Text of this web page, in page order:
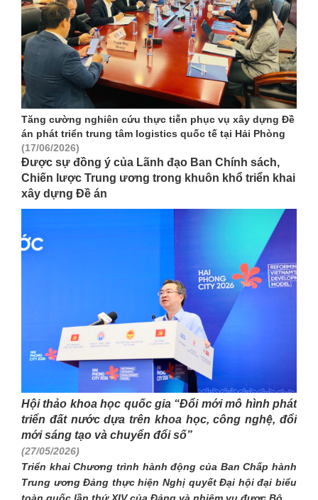
Tăng cường nghiên cứu thực tiễn phục vụ xây dựng Đề
án phát triển trung tâm logistics quốc tế tại Hải Phòng
(17/06/2026)
Được sự đồng ý của Lãnh đạo Ban Chính sách,
Chiến lược Trung ương trong khuôn khổ triển khai
xây dựng Đề án
Hội thảo khoa học quốc gia “Đổi mới mô hình phát
triển đất nước dựa trên khoa học, công nghệ, đổi
mới sáng tạo và chuyển đổi số”
(27/05/2026)
Triển khai Chương trình hành động của Ban Chấp hành
Trung ương Đảng thực hiện Nghị quyết Đại hội đại biểu
toàn quốc lần thứ XIV của Đảng và nhiệm vụ được Bộ ...